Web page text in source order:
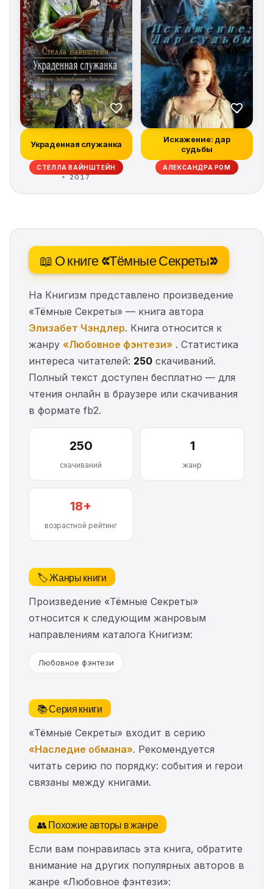
Украденная служанка
СТЕЛЛА ВАЙНШТЕЙН
2017
Искажение: дар
судьбы
АЛЕКСАНДРА РОМ
📖 О книге «Тёмные Секреты»
На Книгизм представлено произведение
«Тёмные Секреты» — книга автора
Элизабет Чэндлер. Книга относится к
жанру «Любовное фэнтези» . Статистика
интереса читателей: 250 скачиваний.
Полный текст доступен бесплатно — для
чтения онлайн в браузере или скачивания
в формате fb2.
250
скачиваний
1
жанр
18+
возрастной рейтинг
🏷️ Жанры книги
Произведение «Тёмные Секреты»
относится к следующим жанровым
направлениям каталога Книгизм:
Любовное фэнтези
📚 Серия книги
«Тёмные Секреты» входит в серию
«Наследие обмана». Рекомендуется
читать серию по порядку: события и герои
связаны между книгами.
👥 Похожие авторы в жанре
Если вам понравилась эта книга, обратите
внимание на других популярных авторов в
жанре «Любовное фэнтези»: